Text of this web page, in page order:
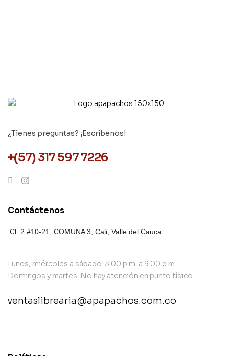
¿Tienes preguntas? ¡Escribenos!
+(57) 317 597 7226
Contáctenos
Cl. 2 #10-21, COMUNA 3, Cali, Valle del Cauca
Lunes, miércoles a sábado: 3:00 p.m. a 9:00 p.m.
Domingos y martes: No hay atención en punto físico
ventaslibrearia@apapachos.com.co